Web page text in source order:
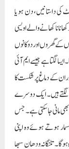
ہوتے ہوئے وہ اپنی
تلنگانہ ودھان سبھا
ہو سکے جو برسوں سے
نتیجے کے وقت ایم بی ٹی
دور لے جایا گیا، تب جا
سہرا باندھا گیا۔ اسی
فرق سے ہارے۔ کہنے
بچ سکی ہے جو زمین دوز
جہاں دوسری پارٹیاں